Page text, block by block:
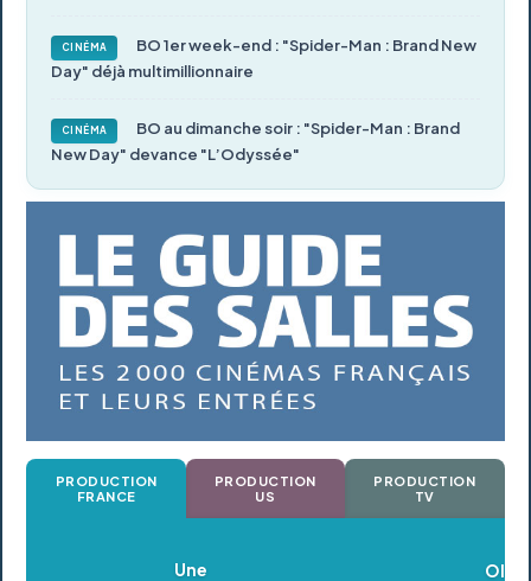
CINÉMA
BO 1er week-end : "Spider-Man : Brand New
Day" déjà multimillionnaire
CINÉMA
BO au dimanche soir : "Spider-Man : Brand
New Day" devance "L’Odyssée"
PRODUCTION
FRANCE
PRODUCTION
US
PRODUCTION
TV
Oldeupe